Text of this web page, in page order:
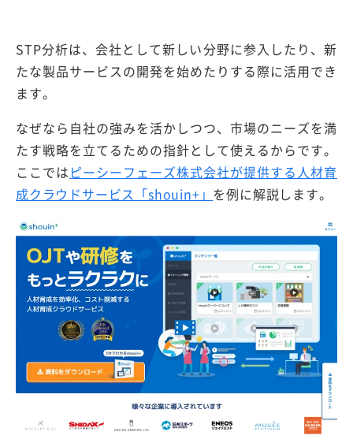
STP分析は、会社として新しい分野に参入したり、新
たな製品サービスの開発を始めたりする際に活用でき
ます。
なぜなら自社の強みを活かしつつ、市場のニーズを満
たす戦略を立てるための指針として使えるからです。
ここでは ピーシーフェーズ株式会社が提供する人材育
成クラウドサービス「shouin+」 を例に解説します。